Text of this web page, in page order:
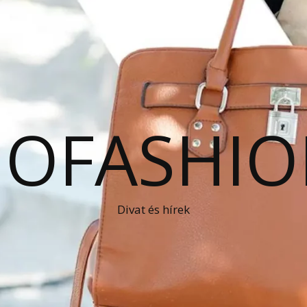
Divat és hírek